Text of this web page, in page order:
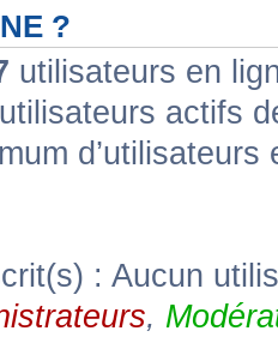
?
utilisateurs en
actifs
: Aucun
,